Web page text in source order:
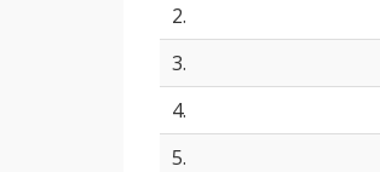
2.
3.
4.
5.